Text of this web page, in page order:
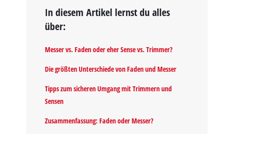
In diesem Artikel lernst du alles
über:
Messer vs. Faden oder eher Sense vs. Trimmer?
Die größten Unterschiede von Faden und Messer
Tipps zum sicheren Umgang mit Trimmern und
Sensen
Zusammenfassung: Faden oder Messer?